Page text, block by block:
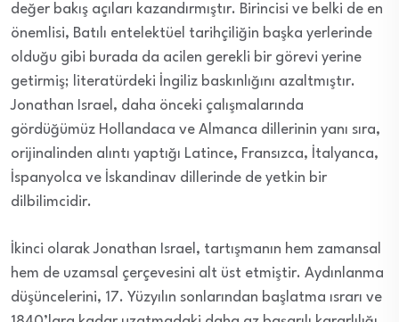
değer bakış açıları kazandırmıştır. Birincisi ve belki de en
önemlisi, Batılı entelektüel tarihçiliğin başka yerlerinde
olduğu gibi burada da acilen gerekli bir görevi yerine
getirmiş; literatürdeki İngiliz baskınlığını azaltmıştır.
Jonathan Israel, daha önceki çalışmalarında
gördüğümüz Hollandaca ve Almanca dillerinin yanı sıra,
orijinalinden alıntı yaptığı Latince, Fransızca, İtalyanca,
İspanyolca ve İskandinav dillerinde de yetkin bir
dilbilimcidir.
İkinci olarak Jonathan Israel, tartışmanın hem zamansal
hem de uzamsal çerçevesini alt üst etmiştir. Aydınlanma
düşüncelerini, 17. Yüzyılın sonlarından başlatma ısrarı ve